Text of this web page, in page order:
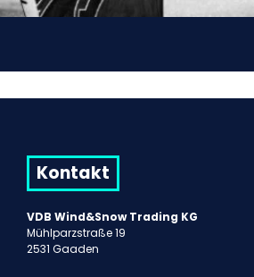
Kontakt
VDB Wind&Snow Trading KG
Mühlparzstraße 19
2531 Gaaden